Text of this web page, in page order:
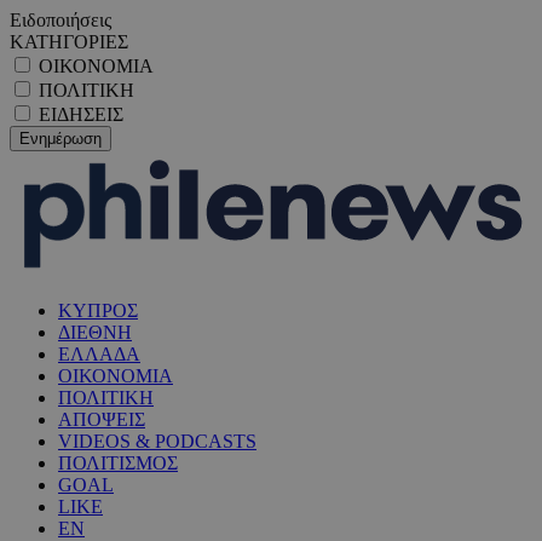
Ειδοποιήσεις
ΚΑΤΗΓΟΡΙΕΣ
ΟΙΚΟΝΟΜΙΑ
ΠΟΛΙΤΙΚΗ
ΕΙΔΗΣΕΙΣ
ΚΥΠΡΟΣ
ΔΙΕΘΝΗ
ΕΛΛΑΔΑ
ΟΙΚΟΝΟΜΙΑ
ΠΟΛΙΤΙΚΗ
ΑΠΟΨΕΙΣ
VIDEOS & PODCASTS
ΠΟΛΙΤΙΣΜΟΣ
GOAL
LIKE
EN